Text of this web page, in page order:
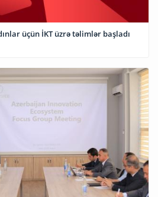
üçün İKT üzrə təlimlər başladı